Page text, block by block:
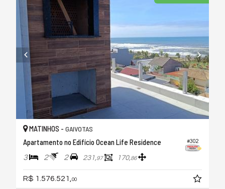
#302
MATINHOS - GAIVOTAS
Apartamento no Edifício Ocean Life Residence
3 2 2 231,97 170,86
R$ 1.576.521, 00